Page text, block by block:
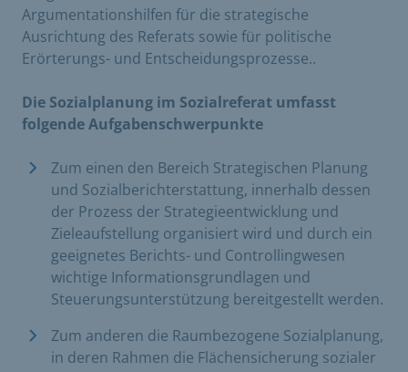
Argumentationshilfen für die strategische
Ausrichtung des Referats sowie für politische
Erörterungs- und Entscheidungsprozesse..
Die Sozialplanung im Sozialreferat umfasst
folgende Aufgabenschwerpunkte
Zum einen den Bereich Strategischen Planung
und Sozialberichterstattung, innerhalb dessen
der Prozess der Strategieentwicklung und
Zieleaufstellung organisiert wird und durch ein
geeignetes Berichts- und Controllingwesen
wichtige Informationsgrundlagen und
Steuerungsunterstützung bereitgestellt werden.
Zum anderen die Raumbezogene Sozialplanung,
in deren Rahmen die Flächensicherung sozialer